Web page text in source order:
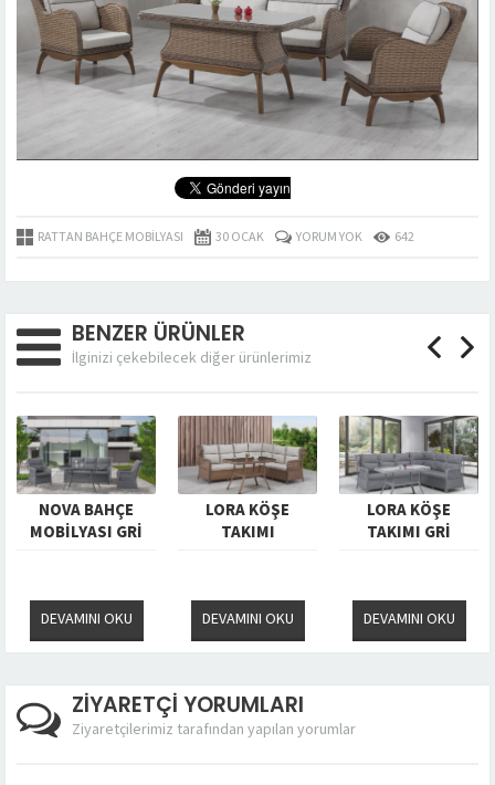
RATTAN BAHÇE MOBILYASI 30 OCAK YORUM YOK 642
BENZER ÜRÜNLER
İlginizi çekebilecek diğer ürünlerimiz
NOVA BAHÇE
MOBİLYASI GRİ
DEVAMINI OKU
LORA KÖŞE
TAKIMI
DEVAMINI OKU
LORA KÖŞE
TAKIMI GRİ
DEVAMINI OKU
ZİYARETÇİ YORUMLARI
Ziyaretçilerimiz tarafından yapılan yorumlar